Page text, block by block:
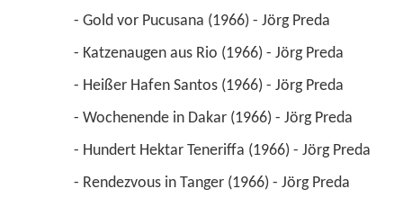
- Gold vor Pucusana (1966) - Jörg Preda
- Katzenaugen aus Rio (1966) - Jörg Preda
- Heißer Hafen Santos (1966) - Jörg Preda
- Wochenende in Dakar (1966) - Jörg Preda
- Hundert Hektar Teneriffa (1966) - Jörg Preda
- Rendezvous in Tanger (1966) - Jörg Preda